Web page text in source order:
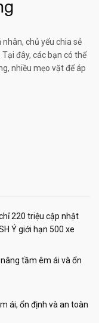
chủ yếu chia sẻ
đây, các bạn có thể
nhiều mẹo vặt để áp
220 triệu cập nhật
Ý giới hạn 500 xe
tầm êm ái và ổn
ái, ổn định và an toàn